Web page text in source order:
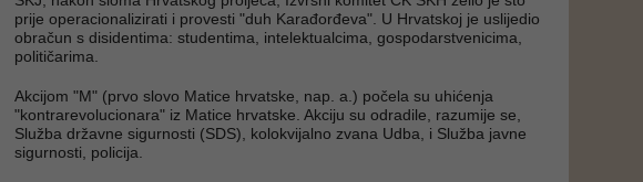
prije operacionalizirati i provesti "duh Karađorđeva". U Hrvatskoj je uslijedio
obračun s disidentima: studentima, intelektualcima, gospodarstvenicima,
političarima.
Akcijom "M" (prvo slovo Matice hrvatske, nap. a.) počela su uhićenja
"kontrarevolucionara" iz Matice hrvatske. Akciju su odradile, razumije se,
Služba državne sigurnosti (SDS), kolokvijalno zvana Udba, i Služba javne
sigurnosti, policija.